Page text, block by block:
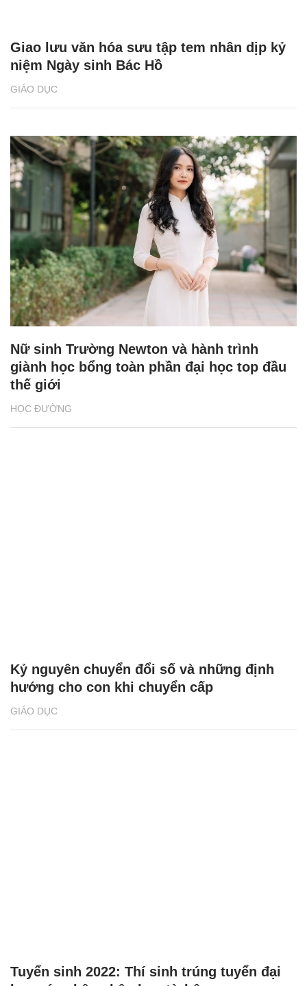
GIÁO DỤC
Giao lưu văn hóa sưu tập tem nhân dịp kỷ
niệm Ngày sinh Bác Hồ
HỌC ĐƯỜNG
Nữ sinh Trường Newton và hành trình
giành học bổng toàn phần đại học top đầu
thế giới
GIÁO DỤC
Kỷ nguyên chuyển đổi số và những định
hướng cho con khi chuyển cấp
Tuyển sinh 2022: Thí sinh trúng tuyển đại